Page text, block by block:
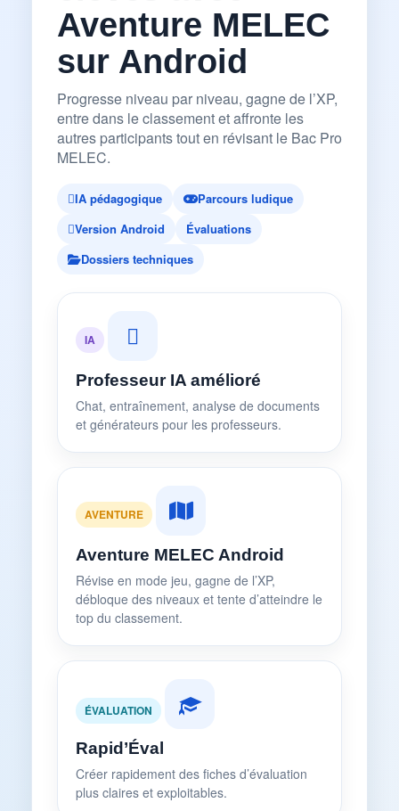
Aventure MELEC
sur Android
Progresse niveau par niveau, gagne de l’XP,
entre dans le classement et affronte les
autres participants tout en révisant le Bac Pro
MELEC.
IA pédagogique
Parcours ludique
Version Android
Évaluations
Dossiers techniques
IA
Professeur IA amélioré
Chat, entraînement, analyse de documents
et générateurs pour les professeurs.
AVENTURE
Aventure MELEC Android
Révise en mode jeu, gagne de l’XP,
débloque des niveaux et tente d’atteindre le
top du classement.
ÉVALUATION
Rapid’Éval
Créer rapidement des fiches d’évaluation
plus claires et exploitables.